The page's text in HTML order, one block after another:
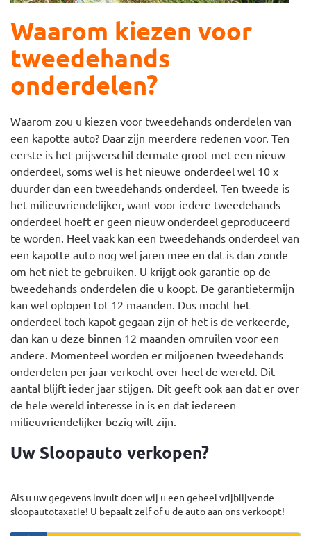
Waarom kiezen voor
tweedehands
onderdelen?
Waarom zou u kiezen voor tweedehands onderdelen van
een kapotte auto? Daar zijn meerdere redenen voor. Ten
eerste is het prijsverschil dermate groot met een nieuw
onderdeel, soms wel is het nieuwe onderdeel wel 10 x
duurder dan een tweedehands onderdeel. Ten tweede is
het milieuvriendelijker, want voor iedere tweedehands
onderdeel hoeft er geen nieuw onderdeel geproduceerd
te worden. Heel vaak kan een tweedehands onderdeel van
een kapotte auto nog wel jaren mee en dat is dan zonde
om het niet te gebruiken. U krijgt ook garantie op de
tweedehands onderdelen die u koopt. De garantietermijn
kan wel oplopen tot 12 maanden. Dus mocht het
onderdeel toch kapot gegaan zijn of het is de verkeerde,
dan kan u deze binnen 12 maanden omruilen voor een
andere. Momenteel worden er miljoenen tweedehands
onderdelen per jaar verkocht over heel de wereld. Dit
aantal blijft ieder jaar stijgen. Dit geeft ook aan dat er over
de hele wereld interesse in is en dat iedereen
milieuvriendelijker bezig wilt zijn.
Uw Sloopauto verkopen?
Als u uw gegevens invult doen wij u een geheel vrijblijvende
sloopautotaxatie! U bepaalt zelf of u de auto aan ons verkoopt!